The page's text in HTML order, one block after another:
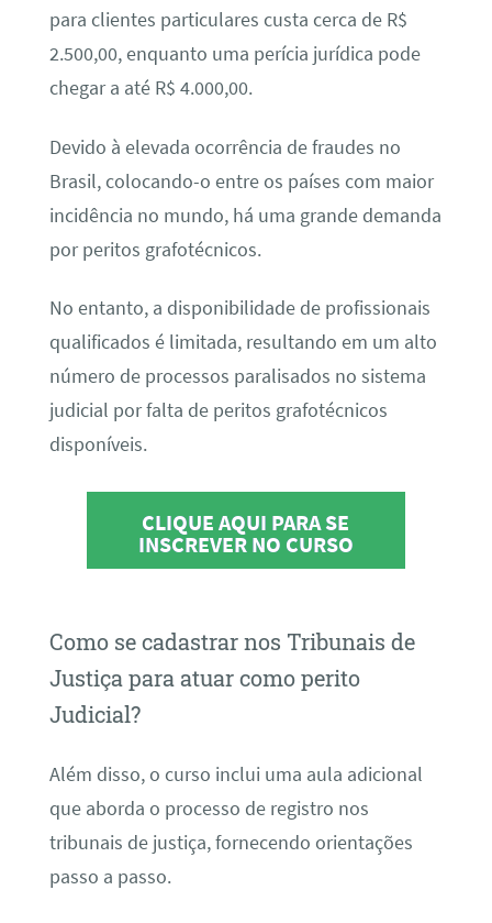
para clientes particulares custa cerca de R$
2.500,00, enquanto uma perícia jurídica pode
chegar a até R$ 4.000,00.
Devido à elevada ocorrência de fraudes no
Brasil, colocando-o entre os países com maior
incidência no mundo, há uma grande demanda
por peritos grafotécnicos.
No entanto, a disponibilidade de profissionais
qualificados é limitada, resultando em um alto
número de processos paralisados no sistema
judicial por falta de peritos grafotécnicos
disponíveis.
CLIQUE AQUI PARA SE
INSCREVER NO CURSO
Como se cadastrar nos Tribunais de
Justiça para atuar como perito
Judicial?
Além disso, o curso inclui uma aula adicional
que aborda o processo de registro nos
tribunais de justiça, fornecendo orientações
passo a passo.